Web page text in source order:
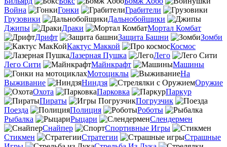
Война
Гонки
Грабители
Грузовики
Дальнобойщики
Джипы
Драки
Мортал Комбат
Дрифт
Защита Башни
Зомби
Кактус Маккой
Космос
Лазерная Пушка
Лего
Лего Сити
Майнкрафт
Машины
Мотоциклы
На
Выживание
Ниндзя
Оружие
Охота
Парковка
Паркур
Пираты
Погрузчик
Поезда
Полиция
Роботы
Рыбалка
Рыцари
Слендермен
Снайпер
Спортивные Игры
Стикмен
Стратегии
Страшные